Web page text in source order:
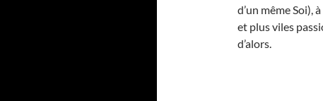
d’un même Soi),
et plus viles
d’alors.